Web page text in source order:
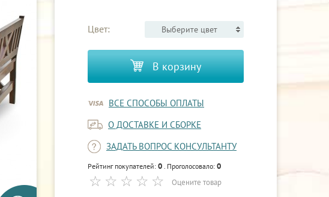
Цвет: Выберите цвет
В корзину
ВСЕ СПОСОБЫ ОПЛАТЫ
О ДОСТАВКЕ И СБОРКЕ
ЗАДАТЬ ВОПРОС КОНСУЛЬТАНТУ
Рейтинг покупателей: 0 . Проголосовало: 0
Оцените товар